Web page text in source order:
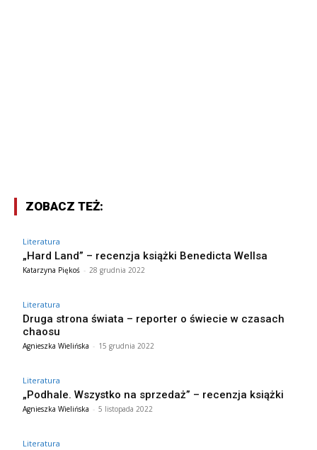
ZOBACZ TEŻ:
Literatura
„Hard Land” – recenzja książki Benedicta Wellsa
Katarzyna Piękoś - 28 grudnia 2022
Literatura
Druga strona świata – reporter o świecie w czasach
chaosu
Agnieszka Wielińska - 15 grudnia 2022
Literatura
„Podhale. Wszystko na sprzedaż” – recenzja książki
Agnieszka Wielińska - 5 listopada 2022
Literatura